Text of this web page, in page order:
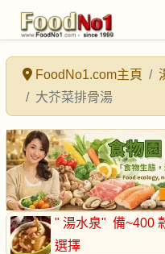
FoodNo1.com主頁
大芥菜排骨湯
" 湯水泉" 備~400
選擇